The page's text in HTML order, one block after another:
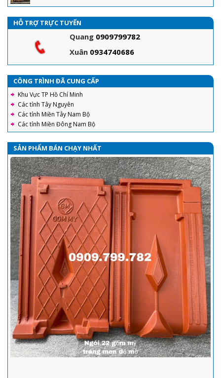
HỖ TRỢ TRỰC TUYẾN
Quang 0909799782
Xuân 0934740686
CÔNG TRÌNH ĐÃ CUNG CẤP
Khu Vực TP Hồ Chí Minh
Các tỉnh Tây Nguyên
Các tỉnh Miền Tây Nam Bộ
Các tỉnh Miền Đông Nam Bộ
SẢN PHẨM BÁN CHẠY NHẤT
Ngói tráng men Prime - Đặc điểm, các mẫu ngói thông dụng và
hướng dẫn lợp ngói tráng men đúng tiêu chuẩn kỹ thuật nhất
Ngói Prime thông dụng trên thị trường gồm hai loại chính là ngói